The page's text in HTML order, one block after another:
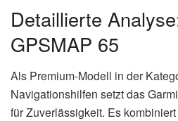
Detaillierte
GPSMAP 65
Als Premium-Modell in der
Navigationshilfen setzt das
für Zuverlässigkeit. Es